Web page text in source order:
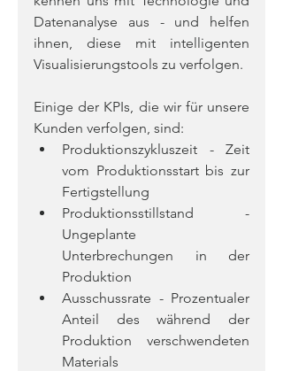
Datenanalyse aus - und helfen
ihnen, diese mit intelligenten
Visualisierungstools zu verfolgen.
Einige der KPIs, die wir für unsere
Kunden verfolgen, sind:
Produktionszykluszeit - Zeit
vom Produktionsstart bis zur
Fertigstellung
Produktionsstillstand -
Ungeplante
Unterbrechungen in der
Produktion
Ausschussrate - Prozentualer
Anteil des während der
Produktion verschwendeten
Materials